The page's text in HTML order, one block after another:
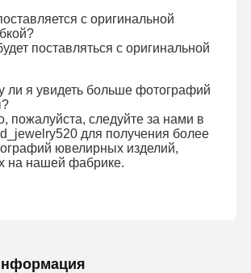
с оригинальной
поставляться с оригинальной
ли я увидеть больше фотографий
пожалуйста, следуйте за нами в
для получения более
ювелирных изделий,
на нашей фабрике.